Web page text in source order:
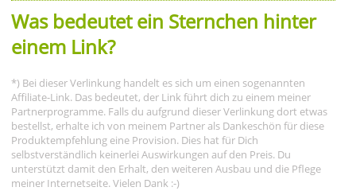
Was bedeutet ein Sternchen hinter
einem Link?
*) Bei dieser Verlinkung handelt es sich um einen sogenannten
Affiliate-Link. Das bedeutet, der Link führt dich zu einem meiner
Partnerprogramme. Falls du aufgrund dieser Verlinkung dort etwas
bestellst, erhalte ich von meinem Partner als Dankeschön für diese
Produktempfehlung eine Provision. Dies hat für Dich
selbstverständlich keinerlei Auswirkungen auf den Preis. Du
unterstützt damit den Erhalt, den weiteren Ausbau und die Pflege
meiner Internetseite. Vielen Dank :-)